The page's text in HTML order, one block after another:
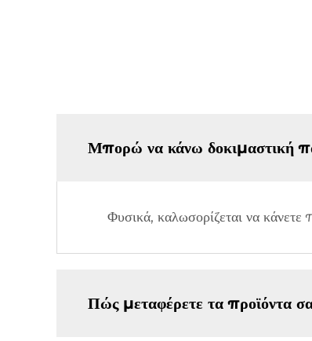
Μπορώ να κάνω δοκιμαστική
Φυσικά, καλωσορίζεται να κάνετε
Πώς μεταφέρετε τα προϊόντα